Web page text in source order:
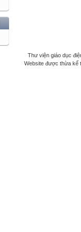
Thư viện giáo dục
Website được thừa kế